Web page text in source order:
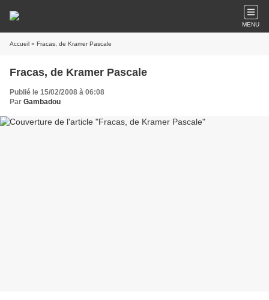
MENU
Accueil » Fracas, de Kramer Pascale
Fracas, de Kramer Pascale
Publié le 15/02/2008 à 06:08
Par Gambadou